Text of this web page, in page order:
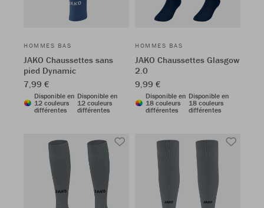
HOMMES BAS
JAKO Chaussettes sans
pied Dynamic
7,99 €
Disponible en
12 couleurs
différentes
Disponible en
12 couleurs
différentes
HOMMES BAS
JAKO Chaussettes Glasgow
2.0
9,99 €
Disponible en
18 couleurs
différentes
Disponible en
18 couleurs
différentes